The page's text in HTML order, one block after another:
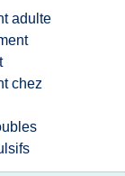
adulte
chez